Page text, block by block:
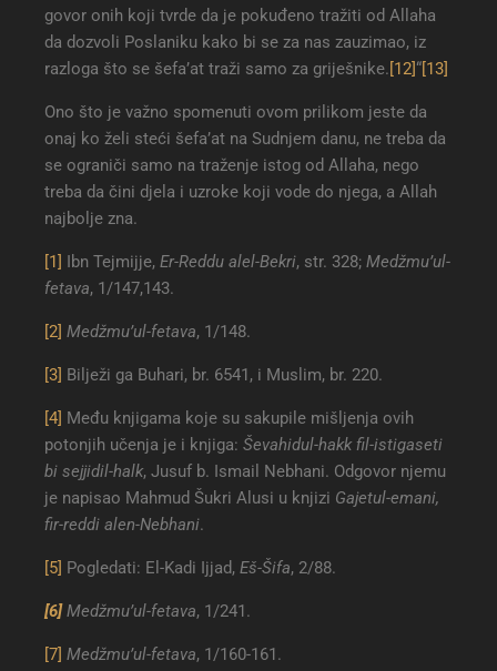
govor onih koji tvrde da je pokuđeno tražiti od Allaha
da dozvoli Poslaniku kako bi se za nas zauzimao, iz
razloga što se šefa’at traži samo za griješnike.[12]“[13]
Ono što je važno spomenuti ovom prilikom jeste da
onaj ko želi steći šefa’at na Sudnjem danu, ne treba da
se ograniči samo na traženje istog od Allaha, nego
treba da čini djela i uzroke koji vode do njega, a Allah
najbolje zna.
[1] Ibn Tejmijje, Er-Reddu alel-Bekri, str. 328; Medžmu’ul-
fetava, 1/147,143.
[2] Medžmu’ul-fetava, 1/148.
[3] Bilježi ga Buhari, br. 6541, i Muslim, br. 220.
[4] Među knjigama koje su sakupile mišljenja ovih
potonjih učenja je i knjiga: Ševahidul-hakk fil-istigaseti
bi sejjidil-halk, Jusuf b. Ismail Nebhani. Odgovor njemu
je napisao Mahmud Šukri Alusi u knjizi Gajetul-emani,
fir-reddi alen-Nebhani.
[5] Pogledati: El-Kadi Ijjad, Eš-Šifa, 2/88.
[6]Medžmu’ul-fetava, 1/241.
[7] Medžmu’ul-fetava, 1/160-161.